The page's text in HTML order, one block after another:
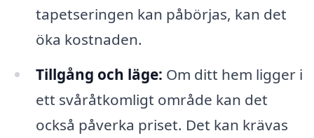
tapetseringen kan påbörjas, kan det
öka kostnaden.
Tillgång och läge: Om ditt hem ligger i
ett svåråtkomligt område kan det
också påverka priset. Det kan krävas